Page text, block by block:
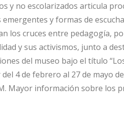
y no escolarizados articula
y formas de
los cruces entre pedagogía,
y sus activismos, junto a
del museo bajo el título
4 de febrero al 27 de mayo
Mayor información sobre los